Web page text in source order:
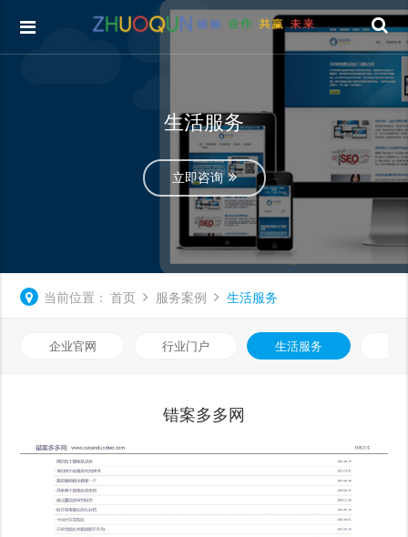
生活服务
立即咨询
当前位置： 首页 服务案例 生活服务
企业官网 行业门户 生活服务
错案多多网